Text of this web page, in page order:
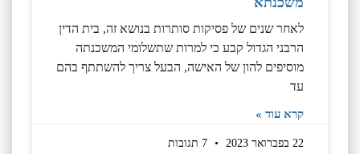
לאחר שנים של פסיקות סותרות בנושא זה, בית הדין
הרבני הגדול קבע כי למרות שתשלומי המשכנתה
מוסיפים להון של האישה, הבעל צריך להשתתף בהם
עד
קרא עוד »
22 בפברואר 2023